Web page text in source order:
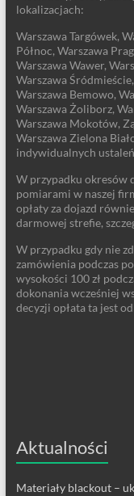
lokalizacjach:
Warszawa Targówek,
Północ, Warszawa
Warszawa Wawer,
Warszawa
Warszawa Bemowo,
Warszawa Żoliborz,
Warszawa Mokotów,
Warszawa Zielona
indywidualnych
W przypadku okresów
pomiarami w naszej
opłaty za dojazd
darmowej strefie,
W przypadku gdy nie
zamówienia podczas
wysokości 100 zł
dokonania wcześniej
decyzji opłata ta jest
Aktualności
Materiały blackout –